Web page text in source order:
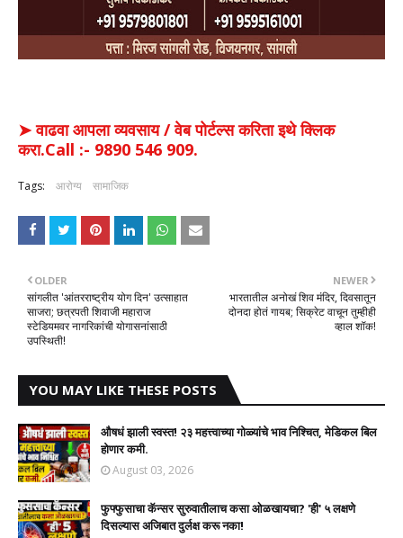
➤ वाढवा आपला व्यवसाय / वेब पोर्टल्स करिता इथे क्लिक
करा.Call :- 9890 546 909.
Tags: आरोग्य सामाजिक
NEWER
भारतातील अनोखं शिव मंदिर, दिवसातून
दोनदा होतं गायब; सिक्रेट वाचून तुम्हीही
व्हाल शॉक!
OLDER
सांगलीत 'आंतरराष्ट्रीय योग दिन' उत्साहात
साजरा; छत्रपती शिवाजी महाराज
स्टेडियमवर नागरिकांची योगासनांसाठी
उपस्थिती!
YOU MAY LIKE THESE POSTS
औषधं झाली स्वस्त! २३ महत्त्वाच्या गोळ्यांचे भाव निश्चित, मेडिकल बिल
होणार कमी.
August 03, 2026
फुफ्फुसाचा कॅन्सर सुरुवातीलाच कसा ओळखायचा? 'ही' ५ लक्षणे
दिसल्यास अजिबात दुर्लक्ष करू नका!